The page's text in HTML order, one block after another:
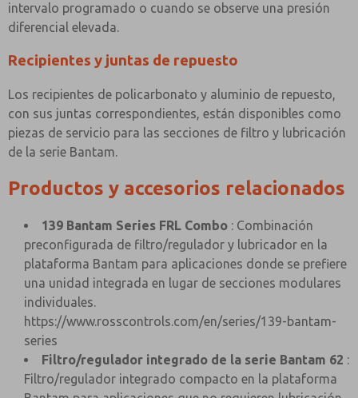
intervalo programado o cuando se observe una presión
diferencial elevada.
Recipientes y juntas de repuesto
Los recipientes de policarbonato y aluminio de repuesto,
con sus juntas correspondientes, están disponibles como
piezas de servicio para las secciones de filtro y lubricación
de la serie Bantam.
Productos y accesorios relacionados
139 Bantam Series FRL Combo : Combinación
preconfigurada de filtro/regulador y lubricador en la
plataforma Bantam para aplicaciones donde se prefiere
una unidad integrada en lugar de secciones modulares
individuales.
https://www.rosscontrols.com/en/series/139-bantam-
series
Filtro/regulador integrado de la serie Bantam 62 :
Filtro/regulador integrado compacto en la plataforma